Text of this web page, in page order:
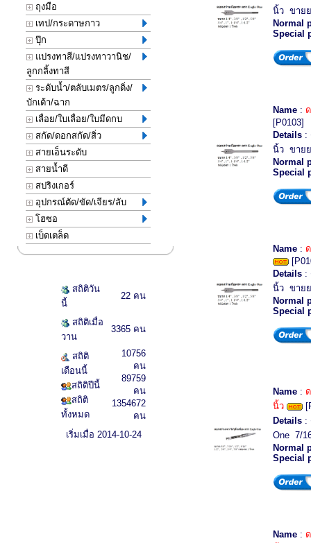
ถุงมือ
เทป/กระดาษกาว
ปุ๊ก
แปรงทาสี/แปรงทาวานิช/
ลูกกลิ้งทาสี
ระดับน้ำ/ตลับเมตร/ลูกดิ่ง/
บักเต้า/ฉาก
เลื่อย/ใบเลื่อย/ใบมีดกบ
สกัด/ดอกสกัด/สิ่ว
สายเอ็นระดับ
สายน้ำดี
สปริงเกอร์
อุปกรณ์ตัด/ขัด/เจียร/ลับ
โฮซอ
เบ็ดเตล็ด
สถิติวัน
นี้
22 คน
สถิติเมื่อ
วาน
3365 คน
สถิติ
เดือนนี้
สถิติปีนี้
สถิติ
ทั้งหมด
10756
คน
89759
คน
1354672
คน
เริ่มเมื่อ 2014-10-24
นิ้ว ขาย
Normal
Special
Name :
[P0103]
Details :
นิ้ว ขาย
Normal
Special
Name :
Details :
นิ้ว ขาย
Normal
Special
Name :
นิ้ว
Details :
One 7/
Normal
Special
Name :